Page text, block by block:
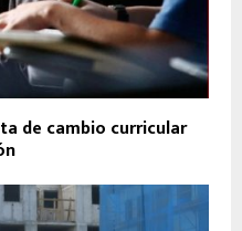
de cambio curricular